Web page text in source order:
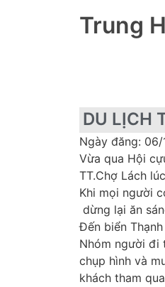
Trung
DU LỊCH
Ngày đăng: 06/
Vừa qua Hội
TT.Chợ Lách
Khi mọi người
dừng lại ăn
Đến biển
Nhóm người đi
chụp hình và
khách tham